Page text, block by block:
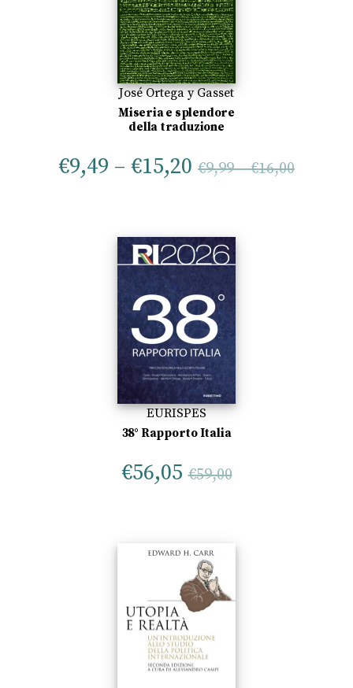
José Ortega y Gasset
Miseria e splendore
della traduzione
€9,49 – €15,20 €9,99–€16,00
EURISPES
38° Rapporto Italia
€56,05 €59,00